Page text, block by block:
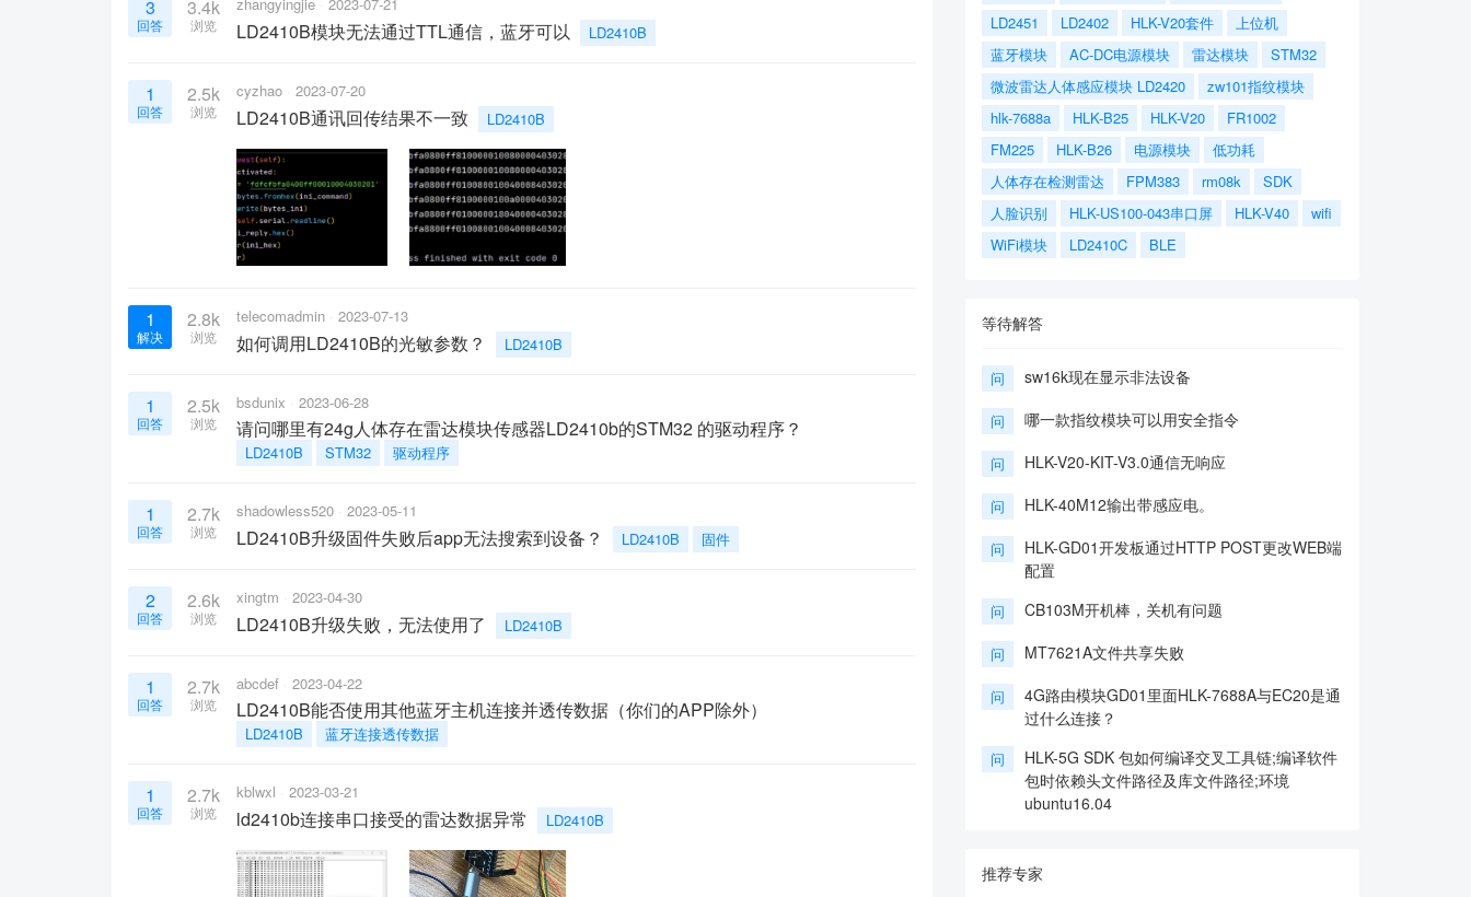
3
回答
3.4k
浏览 LD2410B模块无法通过TTL通信，蓝牙可以 LD2410B
1
回答
2.5k
浏览
cyzhao 2023-07-20
LD2410B通讯回传结果不一致 LD2410B
1
解决
2.8k
浏览
telecomadmin 2023-07-13
如何调用LD2410B的光敏参数？ LD2410B
1
回答
2.5k
浏览
bsdunix 2023-06-28
请问哪里有24g人体存在雷达模块传感器LD2410b的STM32 的驱动程序？
LD2410B STM32 驱动程序
1
回答
2.7k
浏览
shadowless520 2023-05-11
LD2410B升级固件失败后app无法搜索到设备？ LD2410B 固件
2
回答
2.6k
浏览
xingtm 2023-04-30
LD2410B升级失败，无法使用了 LD2410B
1
回答
2.7k
浏览
abcdef 2023-04-22
LD2410B能否使用其他蓝牙主机连接并透传数据（你们的APP除外）
LD2410B 蓝牙连接透传数据
1
回答
2.7k
浏览
kblwxl 2023-03-21
ld2410b连接串口接受的雷达数据异常 LD2410B
LD2451
LD2402 HLK-V20套件
上位机
蓝牙模块
AC-DC电源模块 雷达模块
STM32
微波雷达人体感应模块 LD2420
zw101指纹模块
hlk-7688a
HLK-B25 HLK-V20
FR1002
FM225
HLK-B26 电源模块
低功耗
人体存在检测雷达
FPM383 rm08k
SDK
人脸识别
HLK-US100-043串口屏 HLK-V40
wifi
WiFi模块
LD2410C BLE
等待解答
问 sw16k现在显示非法设备
问 哪一款指纹模块可以用安全指令
问 HLK-V20-KIT-V3.0通信无响应
问 HLK-40M12输出带感应电。
问
HLK-GD01开发板通过HTTP POST更改WEB端
配置
问 CB103M开机棒，关机有问题
问 MT7621A文件共享失败
问
4G路由模块GD01里面HLK-7688A与EC20是通
过什么连接？
问
HLK-5G SDK 包如何编译交叉工具链;编译软件
包时依赖头文件路径及库文件路径;环境
ubuntu16.04
推荐专家